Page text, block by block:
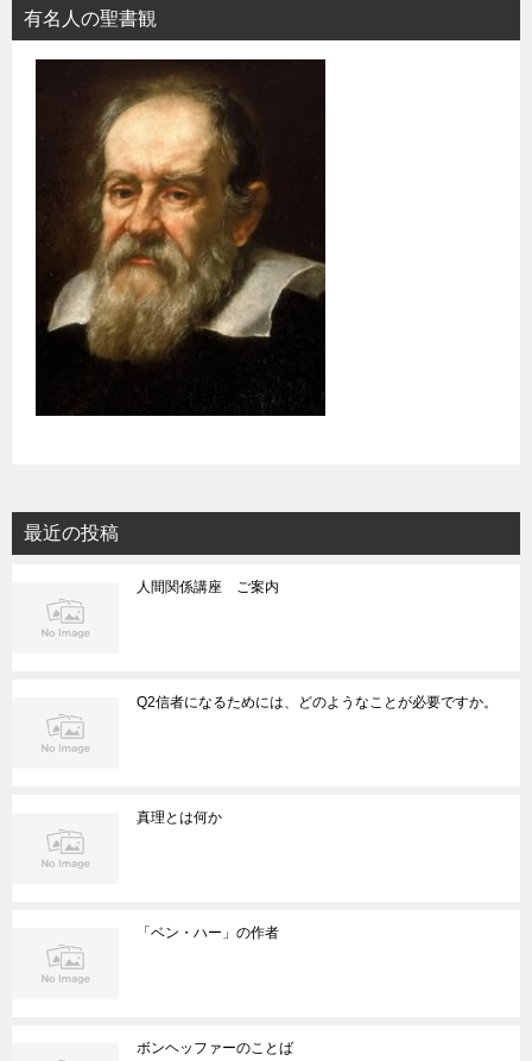
有名人の聖書観
最近の投稿
人間関係講座 ご案内
Q2信者になるためには、どのようなことが必要ですか。
真理とは何か
「ベン・ハー」の作者
ボンヘッファーのことば